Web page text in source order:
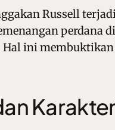
Russell
perdana
Hal ini